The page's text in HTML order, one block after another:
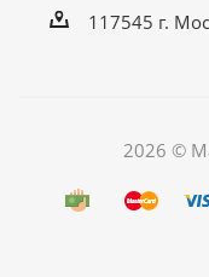
117545 г.
2026 ©